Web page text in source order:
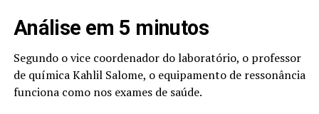
Análise em 5 minutos
Segundo o vice coordenador do laboratório, o professor
de química Kahlil Salome, o equipamento de ressonância
funciona como nos exames de saúde.